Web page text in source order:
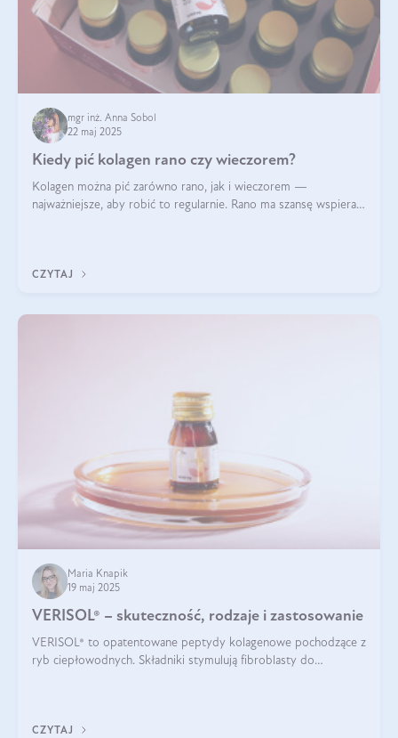
mgr inż. Anna Sobol
22 maj 2025
Kiedy pić kolagen rano czy wieczorem?
Kolagen można pić zarówno rano, jak i wieczorem —
najważniejsze, aby robić to regularnie. Rano ma szansę wspierać
CZYTAJ
Maria Knapik
19 maj 2025
VERISOL® – skuteczność, rodzaje i zastosowanie
VERISOL® to opatentowane peptydy kolagenowe pochodzące z
ryb ciepłowodnych. Składniki stymulują fibroblasty do
CZYTAJ